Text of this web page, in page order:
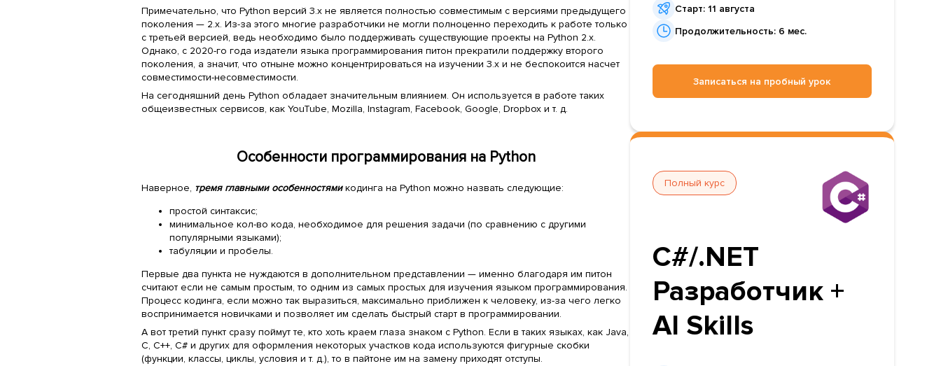
Примечательно, что Python версий 3.x не является полностью совместимым с версиями предыдущего
поколения — 2.x. Из-за этого многие разработчики не могли полноценно переходить к работе только
с третьей версией, ведь необходимо было поддерживать существующие проекты на Python 2.x.
Однако, с 2020-го года издатели языка программирования питон прекратили поддержку второго
поколения, а значит, что отныне можно концентрироваться на изучении 3.х и не беспокоится насчет
совместимости-несовместимости.
На сегодняшний день Python обладает значительным влиянием. Он используется в работе таких
общеизвестных сервисов, как YouTube, Mozilla, Instagram, Facebook, Google, Dropbox и т. д.
Особенности программирования на Python
Наверное, тремя главными особенностямикодинга на Python можно назвать следующие:
простой синтаксис;
минимальное кол-во кода, необходимое для решения задачи (по сравнению с другими
популярными языками);
табуляции и пробелы.
Первые два пункта не нуждаются в дополнительном представлении — именно благодаря им питон
считают если не самым простым, то одним из самых простых для изучения языком программирования.
Процесс кодинга, если можно так выразиться, максимально приближен к человеку, из-за чего легко
воспринимается новичками и позволяет им сделать быстрый старт в программировании.
А вот третий пункт сразу поймут те, кто хоть краем глаза знаком с Python. Если в таких языках, как Java,
C, C++, C# и других для оформления некоторых участков кода используются фигурные скобки
(функции, классы, циклы, условия и т. д.), то в пайтоне им на замену приходят отступы.
Старт: 11 августа
Продолжительность: 6 мес.
Записаться на пробный урок
Полный курс
C#/.NET
Разработчик +
AI Skills